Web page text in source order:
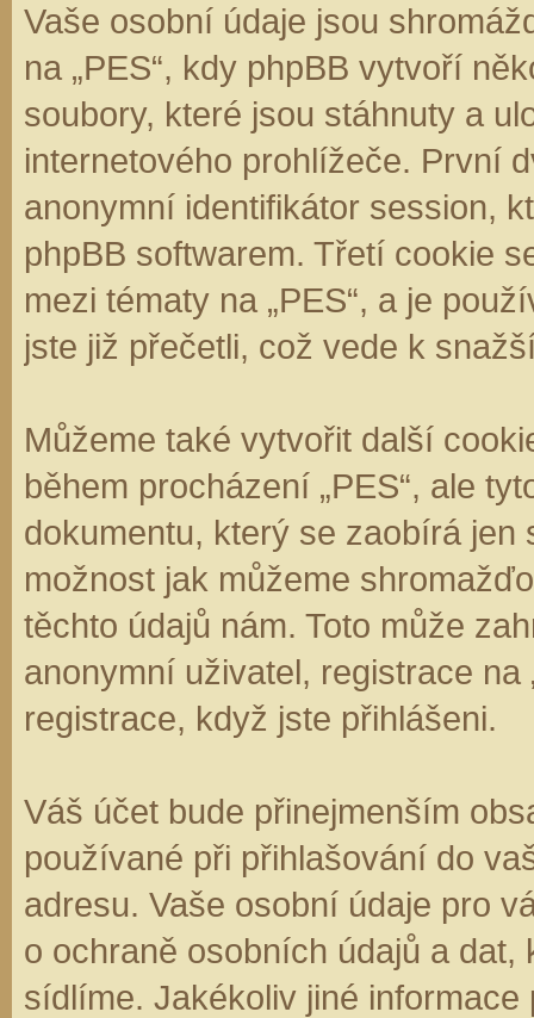
Vaše osobní údaje jsou
na „PES“, kdy phpBB vytvoří
soubory, které jsou stáhnuty a
internetového prohlížeče. První
anonymní identifikátor session,
phpBB softwarem. Třetí cookie
mezi tématy na „PES“, a je
jste již přečetli, což vede k
Můžeme také vytvořit další
během procházení „PES“, ale
dokumentu, který se zaobírá jen
možnost jak můžeme
těchto údajů nám. Toto může
anonymní uživatel, registrace
registrace, když jste přihlášeni.
Váš účet bude přinejmenším
používané při přihlašování do
adresu. Vaše osobní údaje pro
o ochraně osobních údajů a
sídlíme. Jakékoliv jiné informace